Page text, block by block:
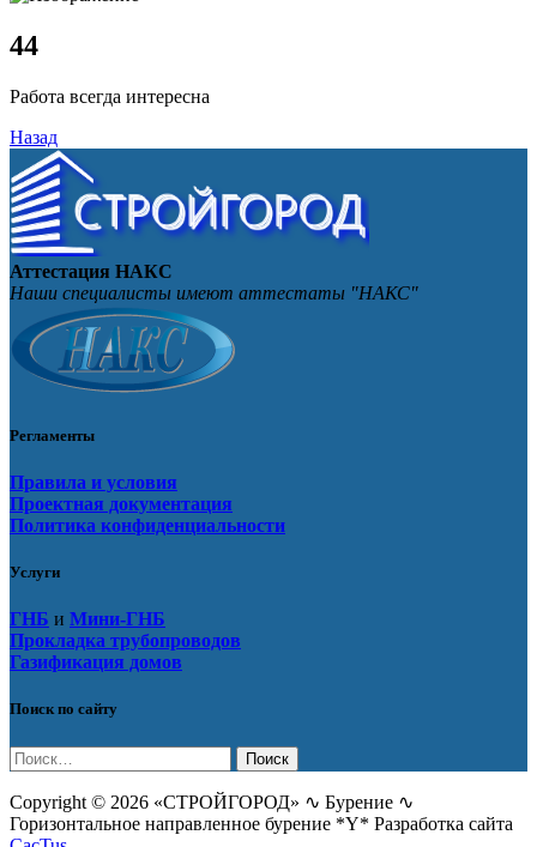
44
Работа всегда интересна
Назад
Аттестация НАКС
Наши специалисты имеют аттестаты "НАКС"
Регламенты
Правила и условия
Проектная документация
Политика конфиденциальности
Услуги
ГНБ и Мини-ГНБ
Прокладка трубопроводов
Газификация домов
Поиск по сайту
Найти:
Copyright © 2026 «СТРОЙГОРОД» ∿ Бурение ∿
Горизонтальное направленное бурение *Y* Разработка сайта